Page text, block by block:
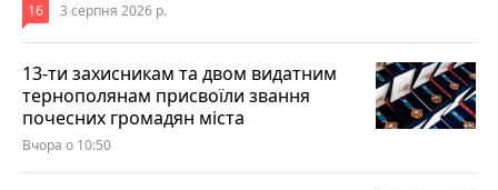
16 3 серпня 2026 р.
13-ти захисникам та двом видатним
тернополянам присвоїли звання
почесних громадян міста
Вчора о 10:50